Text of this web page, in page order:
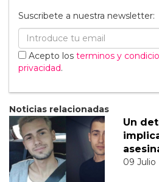
Suscribete a nuestra newsletter:
Acepto los terminos y
privacidad.
Noticias relacionadas
Un
09 Julio